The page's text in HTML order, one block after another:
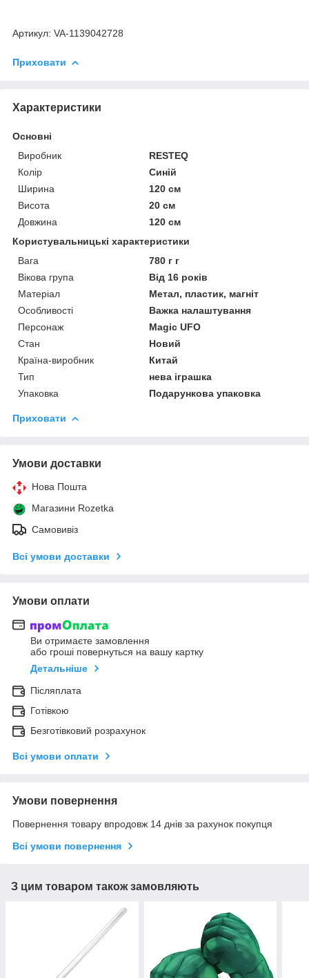
Артикул: VA-1139042728
Приховати
Характеристики
Основні
Виробник
RESTEQ
Колір
Синій
Ширина
120 см
Висота
20 см
Довжина
120 см
Користувальницькі характеристики
Вага
780 г г
Вікова група
Від 16 років
Матеріал
Метал, пластик, магніт
Особливості
Важка налаштування
Персонаж
Magic UFO
Стан
Новий
Країна-виробник
Китай
Тип
нева іграшка
Упаковка
Подарункова упаковка
Приховати
Умови доставки
Нова Пошта
Магазини Rozetka
Самовивіз
Всі умови доставки
Умови оплати
Ви отримаєте замовлення
або гроші повернуться на вашу картку
Детальніше
Післяплата
Готівкою
Безготівковий розрахунок
Всі умови оплати
Умови повернення
Повернення товару впродовж 14 днів за рахунок покупця
Всі умови повернення
З цим товаром також замовляють